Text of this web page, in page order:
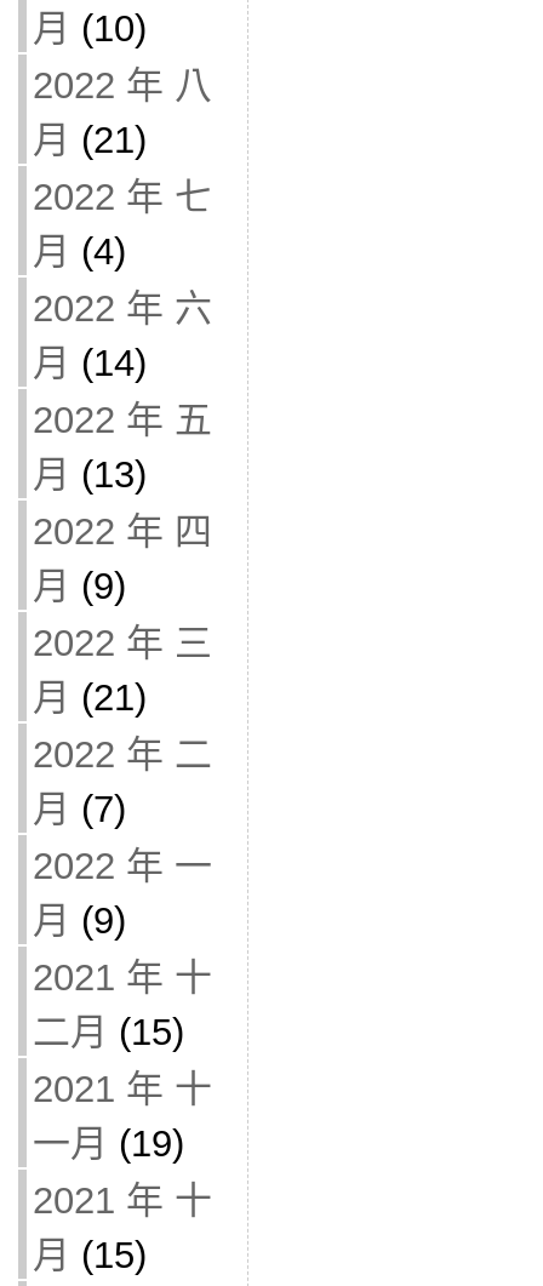
月 (10)
2022 年 八
月 (21)
2022 年 七
月 (4)
2022 年 六
月 (14)
2022 年 五
月 (13)
2022 年 四
月 (9)
2022 年 三
月 (21)
2022 年 二
月 (7)
2022 年 一
月 (9)
2021 年 十
二月 (15)
2021 年 十
一月 (19)
2021 年 十
月 (15)